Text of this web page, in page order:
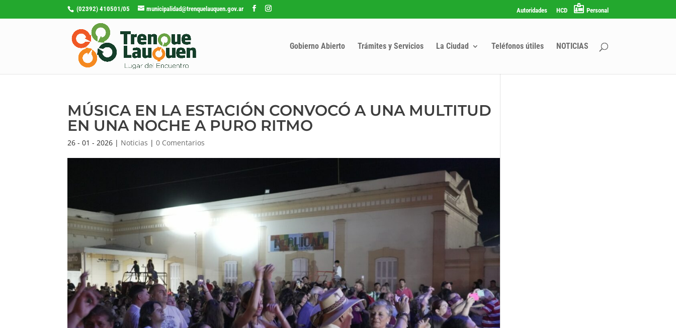
(02392) 410501/05 municipalidad@trenquelauquen.gov.ar Autoridades HCD Personal
Gobierno Abierto Trámites y Servicios La Ciudad Teléfonos útiles NOTICIAS
MÚSICA EN LA ESTACIÓN CONVOCÓ A UNA MULTITUD
EN UNA NOCHE A PURO RITMO
26 - 01 - 2026 | Noticias |0 Comentarios